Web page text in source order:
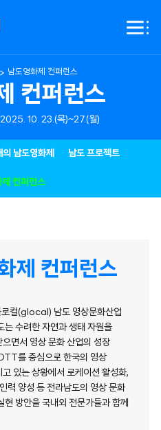
전체
컨퍼런스
2025. 10. 23.(목)~27.(월)
남도영화제 컨퍼런스
의 남도영화제 남도 프로젝트
제 컨퍼런스
제 컨퍼런스
컬(glocal) 남도 영상문화산업
는 수려한 자연과 생태 자원을
면서 영상 문화 산업의 성장
를 중심으로 한국의 영상
있는 상황에서 로케이션 활성화,
력 양성 등 전라남도의 영상 문화
방안을 국내외 전문가들과 함께